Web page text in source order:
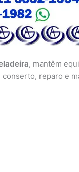
, mantêm
conserto, reparo e